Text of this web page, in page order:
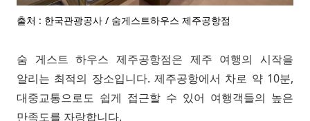
출처 : 한국관광공사 / 숨게스트하우스 제주공항점
숨 게스트 하우스 제주공항점은 제주 여행의 시작을
알리는 최적의 장소입니다. 제주공항에서 차로 약 10분,
대중교통으로도 쉽게 접근할 수 있어 여행객들의 높은
만족도를 자랑합니다.